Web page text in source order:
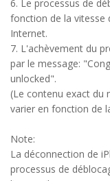
6. Le processus de
fonction de la vitesse
Internet.
7. L'achèvement du
par le message:
unlocked".
(Le contenu exact du
varier en fonction de
Note:
La déconnection de
processus de